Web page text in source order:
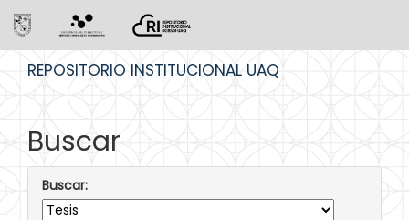
REPOSITORIO INSTITUCIONAL UAQ
Buscar
Buscar: